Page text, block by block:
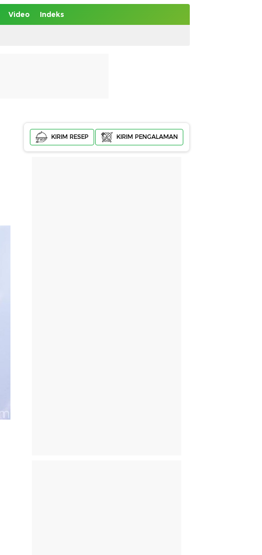
Video Indeks
KIRIM RESEP KIRIM PENGALAMAN